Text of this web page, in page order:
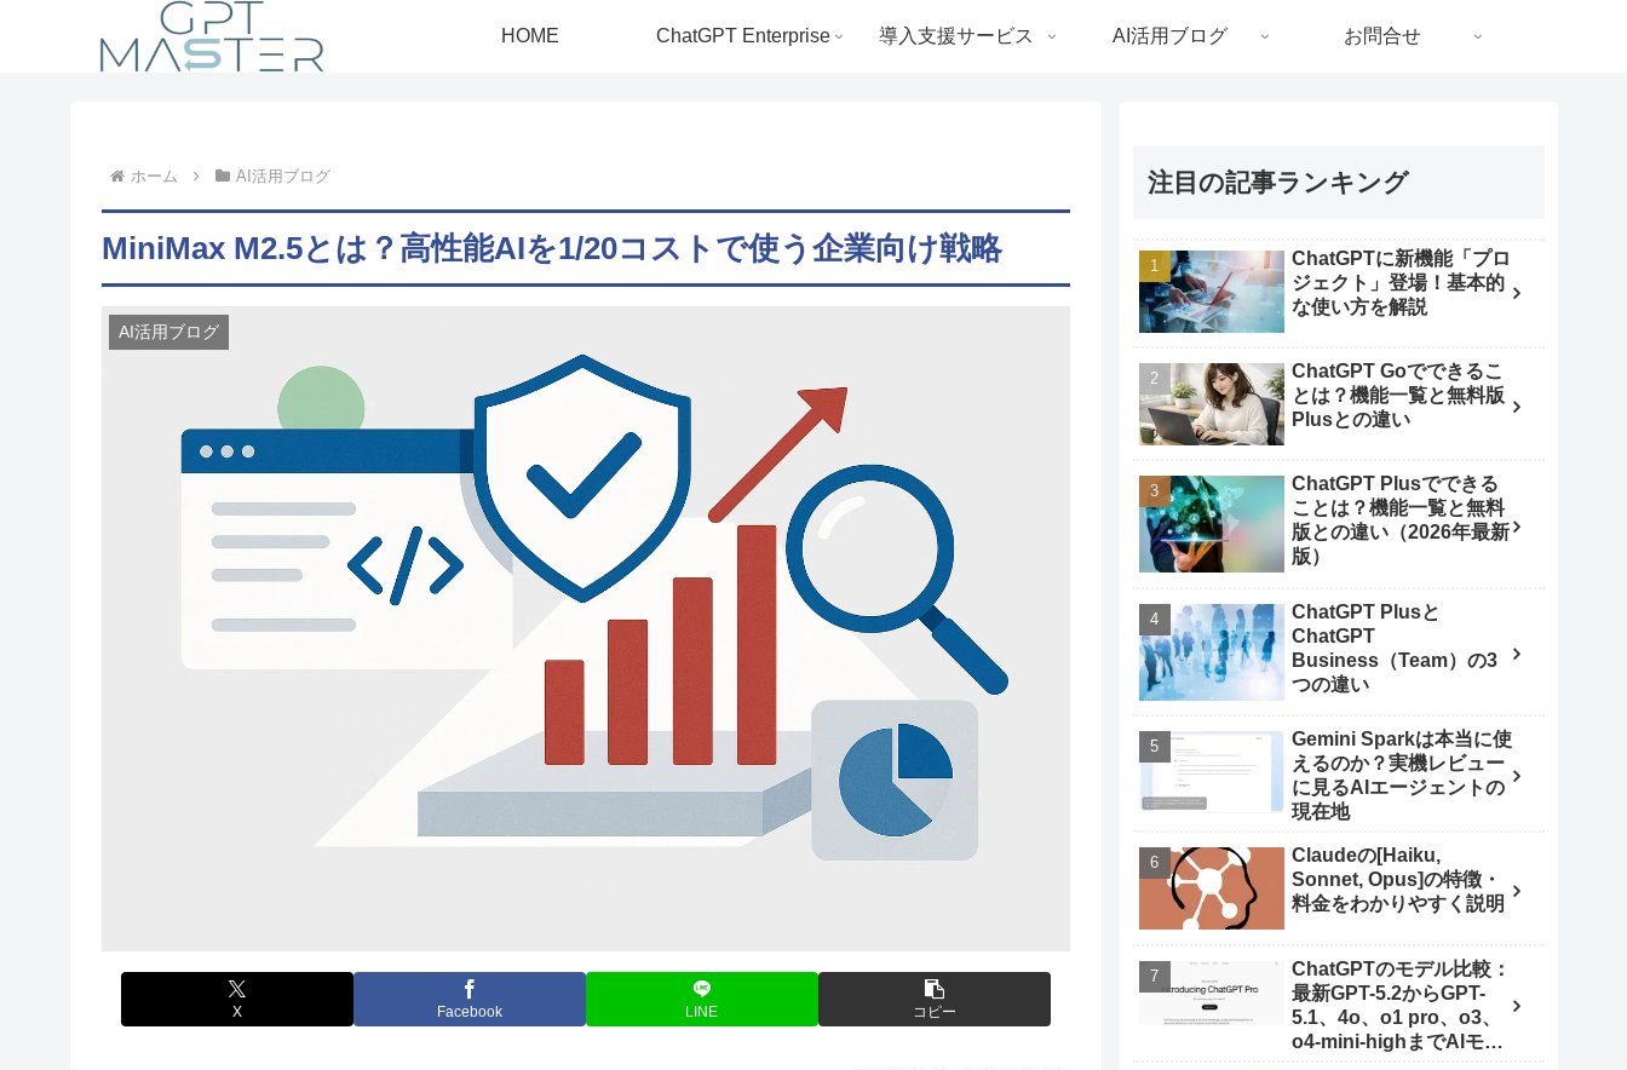
HOME ChatGPT Enterprise 導入支援サービス AI活用ブログ お問合せ
ホーム AI活用ブログ
MiniMax M2.5とは？高性能AIを1/20コストで使う企業向け戦略
AI活用ブログ
X Facebook LINE コピー
注目の記事ランキング
ChatGPTに新機能「プロ
ジェクト」登場！基本的
な使い方を解説
ChatGPT Goでできるこ
とは？機能一覧と無料版
Plusとの違い
ChatGPT Plusでできる
ことは？機能一覧と無料
版との違い（2026年最新
版）
ChatGPT Plusと
ChatGPT
Business（Team）の3
つの違い
Gemini Sparkは本当に使
えるのか？実機レビュー
に見るAIエージェントの
現在地
Claudeの[Haiku,
Sonnet, Opus]の特徴・
料金をわかりやすく説明
ChatGPTのモデル比較：
最新GPT-5.2からGPT-
5.1、4o、o1 pro、o3、
o4-mini-highまでAIモデ